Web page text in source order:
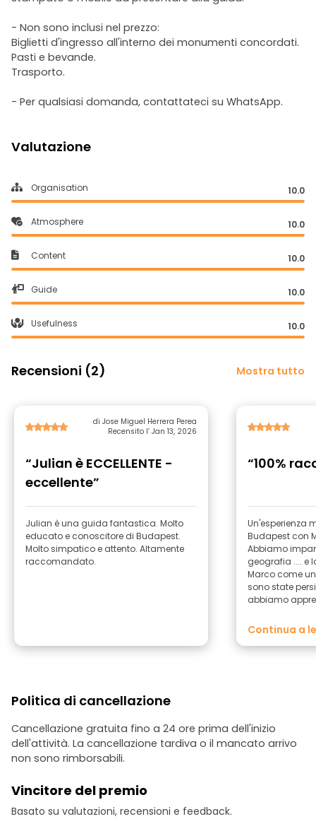
- Non sono inclusi nel prezzo:
Biglietti d'ingresso all'interno dei monumenti concordati.
Pasti e bevande.
Trasporto.
- Per qualsiasi domanda, contattateci su WhatsApp.
Valutazione
Organisation 10.0
Atmosphere 10.0
Content 10.0
Guide 10.0
Usefulness 10.0
Recensioni (2) Mostra tutto
di Jose Miguel Herrera Perea
Recensito l’ Jan 13, 2026
“Julian è ECCELLENTE -
eccellente”
Julian è una guida fantastica. Molto
educato e conoscitore di Budapest.
Molto simpatico e attento. Altamente
raccomandato.
“100%
Un'esperienza
Budapest con
Abbiamo
geografia .... e
Marco come
sono state
abbiamo
trattamento,
famiglia
Continua a
Politica di cancellazione
Cancellazione gratuita fino a 24 ore prima dell'inizio
dell'attività. La cancellazione tardiva o il mancato arrivo
non sono rimborsabili.
Vincitore del premio
Basato su valutazioni, recensioni e feedback.